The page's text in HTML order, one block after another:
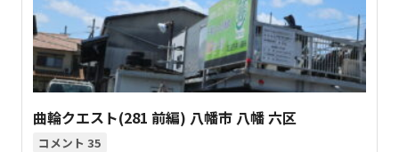
曲輪クエスト(281 前編) 八幡市 八幡 六区
35